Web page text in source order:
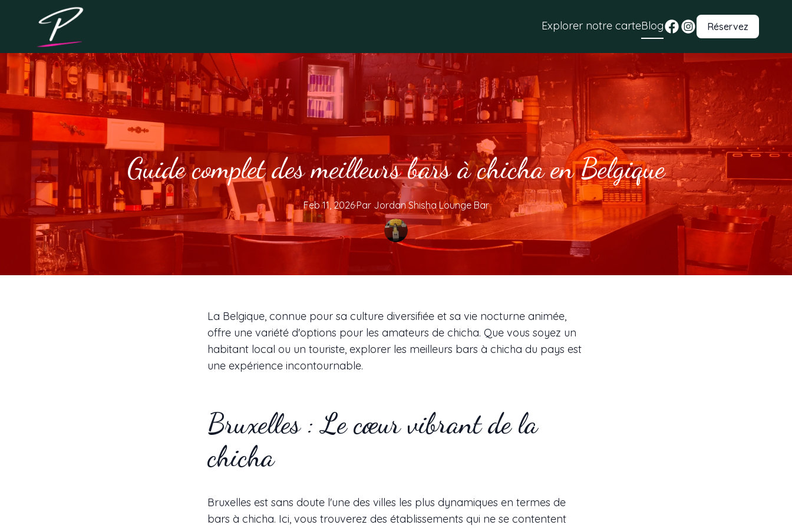
Explorer notre carteBlog Réservez
Guide complet des meilleurs bars à chicha en Belgique
Feb 11, 2026·Par Jordan Shisha Lounge Bar
La Belgique, connue pour sa culture diversifiée et sa vie nocturne animée,
offre une variété d'options pour les amateurs de chicha. Que vous soyez un
habitant local ou un touriste, explorer les meilleurs bars à chicha du pays est
une expérience incontournable.
Bruxelles : Le cœur vibrant de la
chicha
Bruxelles est sans doute l'une des villes les plus dynamiques en termes de
bars à chicha. Ici, vous trouverez des établissements qui ne se contentent